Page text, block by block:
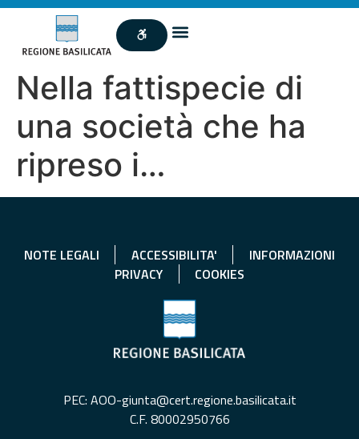
Nella fattispecie di
una società che ha
ripreso i…
NOTE LEGALI ACCESSIBILITA'
INFORMAZIONI
PRIVACY
COOKIES
PEC: AOO-giunta@cert.regione.basilicata.it
C.F. 80002950766